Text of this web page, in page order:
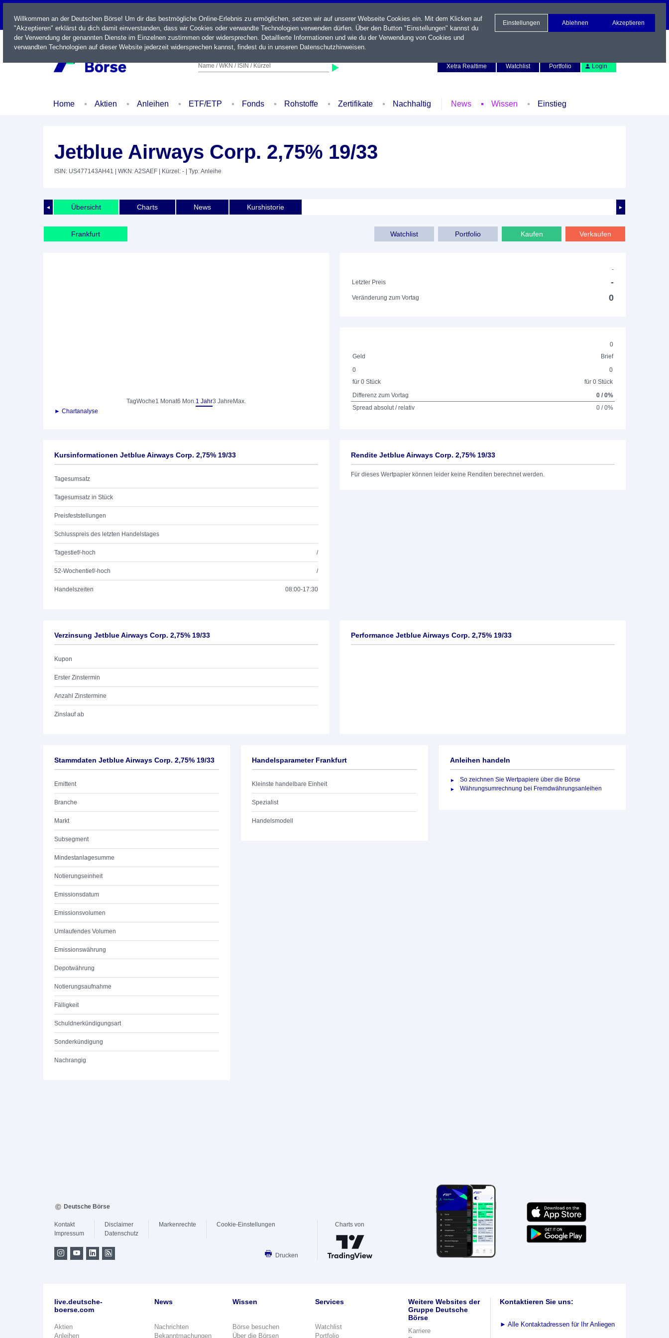
LIVE
Name / WKN / ISIN / Kürzel
Xetra Realtime
Watchlist Portfolio Login
Home Aktien Anleihen ETF/ETP Fonds Rohstoffe Zertifikate Nachhaltig News Wissen Einstieg
Jetblue Airways Corp. 2,75% 19/33
ISIN: US477143AH41 | WKN: A2SAEF | Kürzel: - | Typ: Anleihe
◄ ►
Übersicht Charts News Kurshistorie
Frankfurt Verkaufen
Kaufen
Portfolio
Watchlist
TagWoche1 Monat6 Mon.1 Jahr3 Jahre Max.
► Chartanalyse
-
Letzter Preis
-
Veränderung zum Vortag 0
0
Geld
Brief
0
für 0 Stück
0
für 0 Stück
Differenz zum Vortag
0 / 0%
Spread absolut / relativ
0 / 0%
Kursinformationen Jetblue Airways Corp. 2,75% 19/33
Tagesumsatz
Tagesumsatz in Stück
Preisfeststellungen
Schlusspreis des letzten Handelstages
Tagestief/-hoch /
52-Wochentief/-hoch /
Handelszeiten 08:00-17:30
Rendite Jetblue Airways Corp. 2,75% 19/33
Für dieses Wertpapier können leider keine Renditen berechnet werden.
Verzinsung Jetblue Airways Corp. 2,75% 19/33
Kupon
Erster Zinstermin
Anzahl Zinstermine
Zinslauf ab
Performance Jetblue Airways Corp. 2,75% 19/33
Stammdaten Jetblue Airways Corp. 2,75% 19/33
Emittent
Branche
Markt
Subsegment
Mindestanlagesumme
Notierungseinheit
Emissionsdatum
Emissionsvolumen
Umlaufendes Volumen
Emissionswährung
Depotwährung
Notierungsaufnahme
Fälligkeit
Schuldnerkündigungsart
Sonderkündigung
Nachrangig
Handelsparameter Frankfurt
Kleinste handelbare Einheit
Spezialist
Handelsmodell
Anleihen handeln
So zeichnen Sie Wertpapiere über die Börse
Währungsumrechnung bei Fremdwährungsanleihen
Willkommen an der Deutschen Börse! Um dir das bestmögliche Online-Erlebnis zu ermöglichen, setzen wir auf unserer Webseite Cookies ein. Mit dem Klicken auf
"Akzeptieren" erklärst du dich damit einverstanden, dass wir Cookies oder verwandte Technologien verwenden dürfen. Über den Button "Einstellungen" kannst du
der Verwendung der genannten Dienste im Einzelnen zustimmen oder widersprechen. Detaillierte Informationen und wie du der Verwendung von Cookies und
verwandten Technologien auf dieser Website jederzeit widersprechen kannst, findest du in unseren Datenschutzhinweisen.
Einstellungen Ablehnen Akzeptieren
Deutsche Börse
Kontakt
Impressum
Disclaimer
Datenschutz
Markenrechte Cookie-Einstellungen
Drucken
Charts von
live.deutsche-
boerse.com
Aktien
Anleihen
News
Nachrichten
Bekanntmachungen
Wissen
Börse besuchen
Über die Börsen
Services
Watchlist
Portfolio
Weitere Websites der
Gruppe Deutsche
Börse
Karriere
Kontaktieren Sie uns:
► Alle Kontaktadressen für Ihr Anliegen